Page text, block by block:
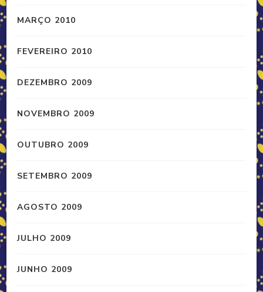
MARÇO 2010
FEVEREIRO 2010
DEZEMBRO 2009
NOVEMBRO 2009
OUTUBRO 2009
SETEMBRO 2009
AGOSTO 2009
JULHO 2009
JUNHO 2009